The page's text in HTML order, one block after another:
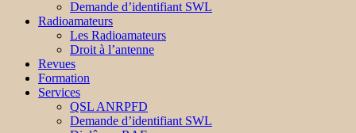
Demande d’identifiant SWL
Radioamateurs
Les Radioamateurs
Droit à l’antenne
Revues
Formation
Services
QSL ANRPFD
Demande d’identifiant SWL